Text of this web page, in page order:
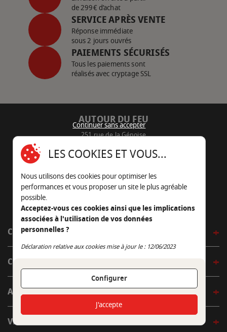
de 299€ d’achat
SERVICE APRÈS VENTE
Réponse immédiate
sous 2 jours ouvrés
PAIEMENTS SÉCURISÉS
Tous les paiements sont
réalisés avec cryptage SSL
AUTOUR DU FEU
251 rue de la Génoise
05 45 22 98 09
Nous envoyer un e-mail
CÔTÉ OUTDOOR
CÔTÉ INDOOR
AUTOUR DE LA TABLE
VENIR EN BOUTIQUE
Continuer sans accepter
LES COOKIES ET VOUS...
Nous utilisons des cookies pour optimiser les
performances et vous proposer un site le plus agréable
possible.
Acceptez-vous ces cookies ainsi que les implications
associées à l'utilisation de vos données
personnelles ?
Déclaration relative aux cookies mise à jour le : 12/06/2023
Configurer
Continuer sans accepter
J'accepte